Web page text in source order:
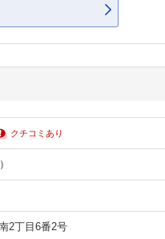
クチコミあり
2丁目6番2号